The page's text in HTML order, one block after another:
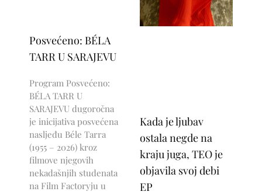
Posvećeno: BÉLA
TARR U SARAJEVU
Program Posvećeno:
BÉLA TARR U
SARAJEVU dugoročna
je inicijativa posvećena
nasljeđu Béle Tarra
(1955 – 2026) kroz
filmove njegovih
nekadašnjih studenata
na Film Factoryju u
Kada je ljubav
ostala negde na
kraju juga, TEO je
objavila svoj debi
EP